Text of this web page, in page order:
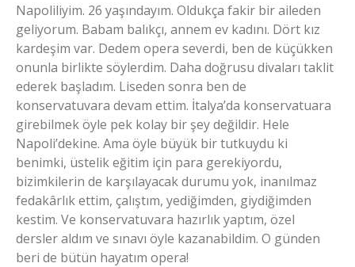
Napoliliyim. 26 yaşındayım. Oldukça fakir bir aileden
geliyorum. Babam balıkçı, annem ev kadını. Dört kız
kardeşim var. Dedem opera severdi, ben de küçükken
onunla birlikte söylerdim. Daha doğrusu divaları taklit
ederek başladım. Liseden sonra ben de
konservatuvara devam ettim. İtalya’da konservatuara
girebilmek öyle pek kolay bir şey değildir. Hele
Napoli’dekine. Ama öyle büyük bir tutkuydu ki
benimki, üstelik eğitim için para gerekiyordu,
bizimkilerin de karşılayacak durumu yok, inanılmaz
fedakârlık ettim, çalıştım, yediğimden, giydiğimden
kestim. Ve konservatuvara hazırlık yaptım, özel
dersler aldım ve sınavı öyle kazanabildim. O günden
beri de bütün hayatım opera!